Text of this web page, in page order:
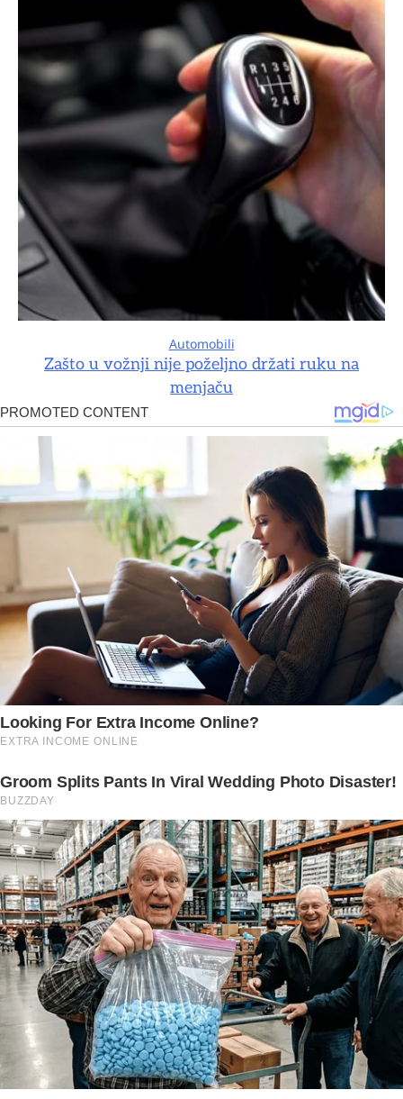
Automobili
Zašto u vožnji nije poželjno držati ruku na
menjaču